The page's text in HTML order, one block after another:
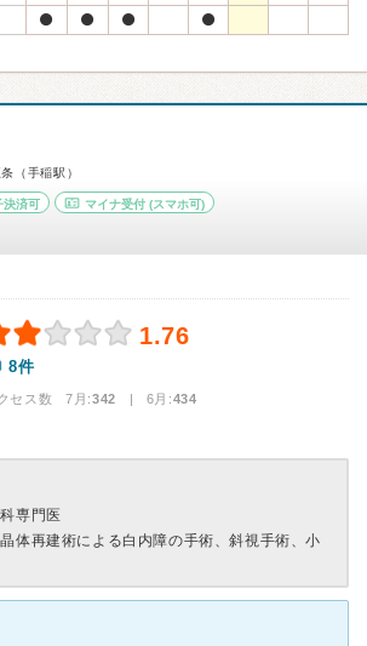
（手稲駅）
決済可 マイナ受付 (スマホ可)
1.76
8件
セス数 7月:342 | 6月:434
専門医
体再建術による白内障の手術、斜視手術、小